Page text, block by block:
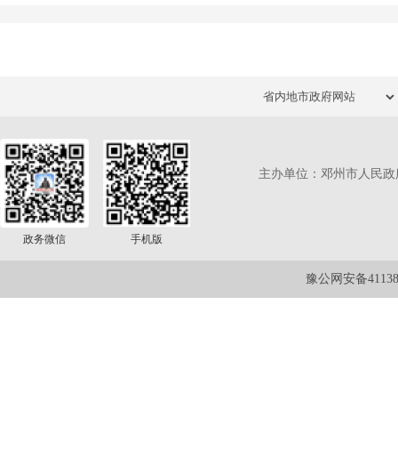
政务微信 手机版
主办单位：邓州市人民
豫公网安备